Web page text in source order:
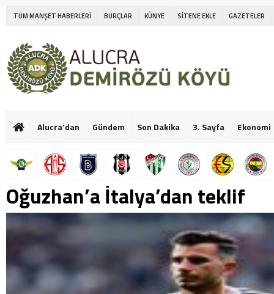
TÜM MANŞET HABERLERİ BURÇLAR KÜNYE SİTENE EKLE GAZETELER
Alucra’dan Gündem Son Dakika 3. Sayfa Ekonomi
Oğuzhan’a İtalya’dan teklif